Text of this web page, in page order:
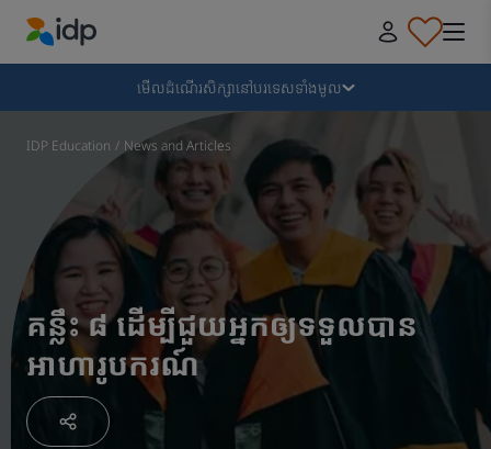
IDP Education
មើលដំណើរសិក្សានៅបរទេសទាំងមូល
ហេតុអ្វីទៅសិក្សានៅបរទេស?
ទីកន្លែងនិងមុខវិជ្ជាដែលត្រូវសិក្សា?
តើខ្ញុំត្រូវដាក់ពាក្យដោយរបៀបណា?
បន្ទាប់ពីទទួលបានការផ្តល់ជូន
ការរៀបចំពេលចេញដំណើរ
ដួលរលំ
IDP Education / News and Articles
គន្លឹះ ៨ ដើម្បីជួយអ្នកឲ្យទទួលបាន
អាហារូបករណ៍